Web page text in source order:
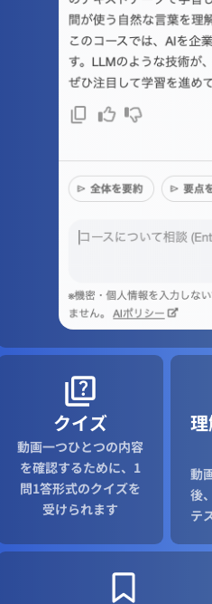
クイズ
動画一つひとつの内容
を確認するために、1
問1答形式のクイズを
受けられます
動
後
テ